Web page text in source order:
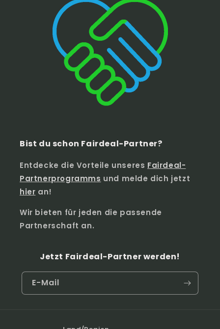
Bist du schon Fairdeal-Partner?
Entdecke die Vorteile unseres Fairdeal-
Partnerprogramms und melde dich jetzt
hier an!
Wir bieten für jeden die passende
Partnerschaft an.
Jetzt Fairdeal-Partner werden!
E-Mail